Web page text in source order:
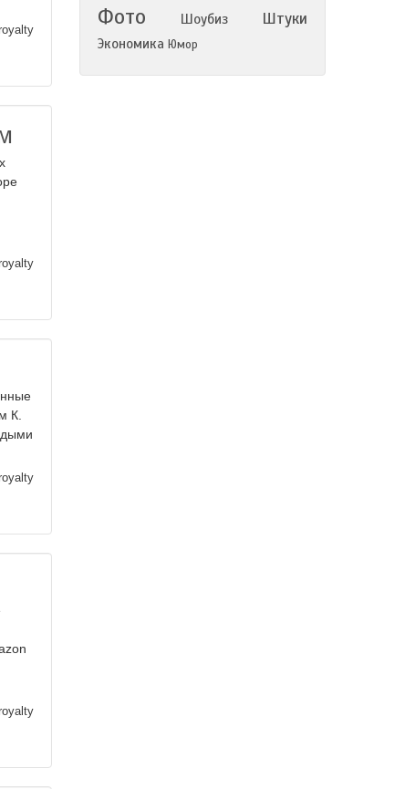
К.
Фото Шоубиз Штуки
Экономика Юмор